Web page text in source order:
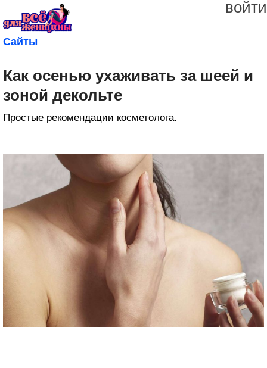
войти
Сайты
Как осенью ухаживать за шеей и
зоной декольте
Простые рекомендации косметолога.